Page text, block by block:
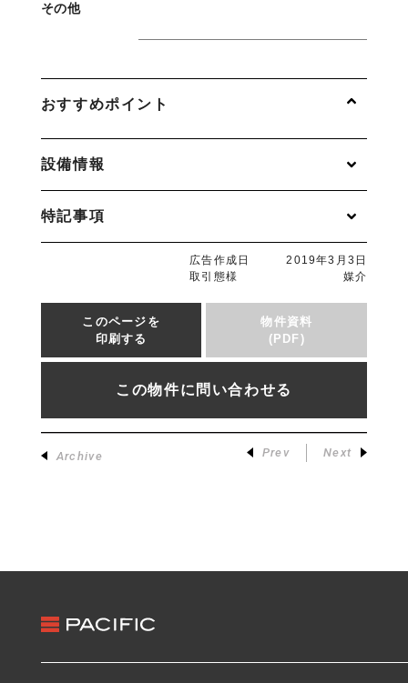
その他
おすすめポイント
設備情報
特記事項
広告作成日
2019年3月3日
取引態様
媒介
このページを
印刷する
物件資料
(PDF)
この物件に問い合わせる
Archive Prev Next